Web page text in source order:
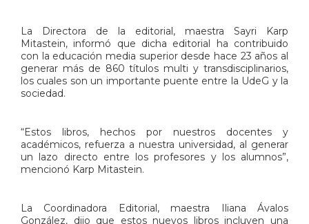
La Directora de la editorial, maestra Sayri Karp
Mitastein, informó que dicha editorial ha contribuido
con la educación media superior desde hace 23 años al
generar más de 860 títulos multi y transdisciplinarios,
los cuales son un importante puente entre la UdeG y la
sociedad.
“Estos libros, hechos por nuestros docentes y
académicos, refuerza a nuestra universidad, al generar
un lazo directo entre los profesores y los alumnos”,
mencionó Karp Mitastein.
La Coordinadora Editorial, maestra Iliana Ávalos
González, dijo que estos nuevos libros incluyen una